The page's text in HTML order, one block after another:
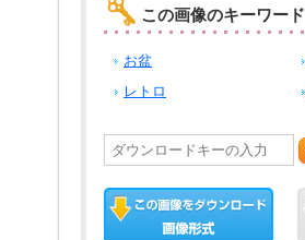
この画像のキーワード
お盆
レトロ